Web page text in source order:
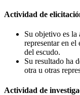
Actividad de
Su objetivo es la
representar en
del escudo.
Su resultado ha
otra u otras
Actividad de